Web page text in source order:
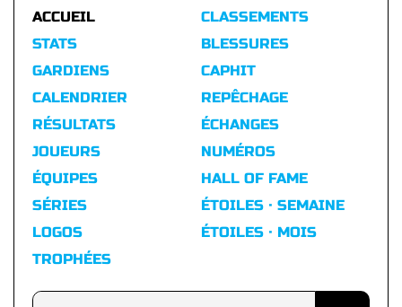
ACCUEIL
STATS
GARDIENS
CALENDRIER
RÉSULTATS
CLASSEMENTS
BLESSURES
CAPHIT
REPÊCHAGE
ÉCHANGES
JOUEURS
ÉQUIPES
SÉRIES
LOGOS
TROPHÉES
NUMÉROS
HALL OF FAME
ÉTOILES · SEMAINE
ÉTOILES · MOIS